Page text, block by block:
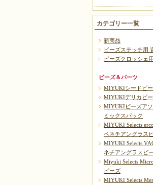
カテゴリー一覧
新商品
ビーズステッチ用
ビーズクロッシェ
ビーズ＆パーツ
MIYUKIシードビ
MIYUKIデリカビ
MIYUKIビーズアソ
ミックスパック
MIYUKI Selects
ベネチアングラス
MIYUKI Selects
ネチアングラスビ
Miyuki Selects
ビーズ
MIYUKI Selects